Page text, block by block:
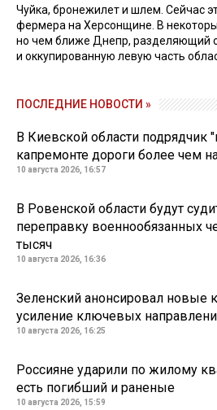
Чуйка, бронежилет и шлем. Сейчас
фермера на Херсонщине. В
но чем ближе Днепр, разделяющий
и оккупированную левую часть
ПОСЛЕДНИЕ НОВОСТИ »
В Киевской области подрядчик
капремонте дороги более чем
10 августа 2026, 16:57
В Ровенской области будут
переправку военнообязанных
тысяч
10 августа 2026, 16:36
Зеленский анонсировал новые
усиление ключевых
10 августа 2026, 16:25
Россияне ударили по жилому
есть погибший и раненые
10 августа 2026, 15:59